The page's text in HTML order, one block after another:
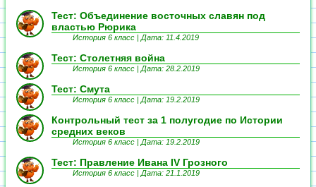
Тест: Объединение восточных славян под
властью Рюрика
История 6 класс | Дата: 11.4.2019
Тест: Столетняя война
История 6 класс | Дата: 28.2.2019
Тест: Смута
История 6 класс | Дата: 19.2.2019
Контрольный тест за 1 полугодие по Истории
средних веков
История 6 класс | Дата: 19.2.2019
Тест: Правление Ивана IV Грозного
История 6 класс | Дата: 21.1.2019